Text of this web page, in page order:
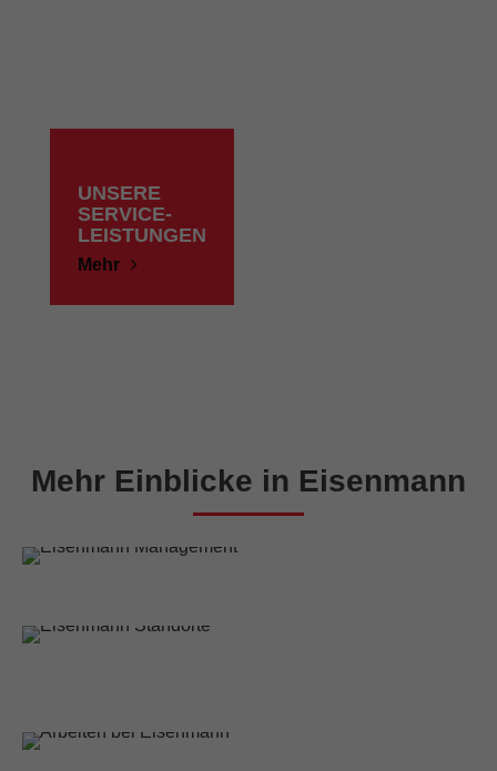
UNSERE
SERVICE-
LEISTUNGEN
Mehr
Mehr Einblicke in Eisenmann
Eisenmann Management